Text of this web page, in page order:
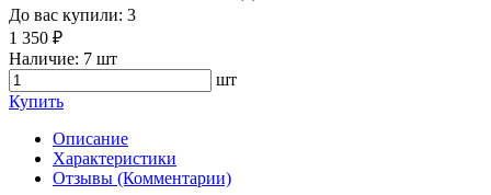
До вас купили: 3
1 350 ₽
Наличие: 7 шт
шт
Купить
Описание
Характеристики
Отзывы (Комментарии)